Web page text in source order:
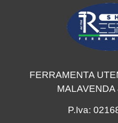
FERRAMENTA
MALAVENDA
P.Iva: